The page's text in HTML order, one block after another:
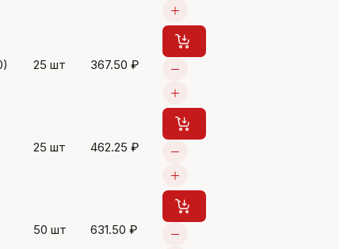
25 шт 367.50 ₽
25 шт 462.25 ₽
50 шт 631.50 ₽